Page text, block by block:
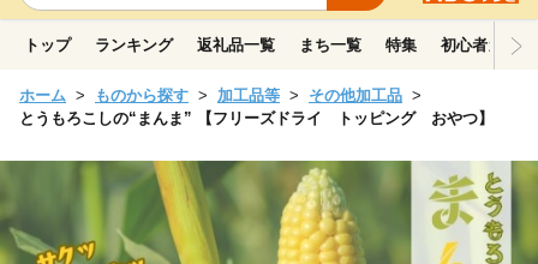
トップ ランキング 返礼品一覧 まち一覧 特集 初心者ガイド
ホーム ものから探す 加工品等
その他加工品
とうもろこしの“まんま” 【フリーズドライ トッピング おやつ】